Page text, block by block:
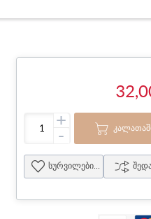
+
-
სურვილების სია